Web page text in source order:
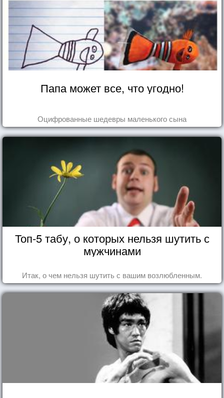
Папа может все, что угодно!
Оцифрованные шедевры маленького сына
Топ-5 табу, о которых нельзя шутить с
мужчинами
Итак, о чем нельзя шутить с вашим возлюбленным.